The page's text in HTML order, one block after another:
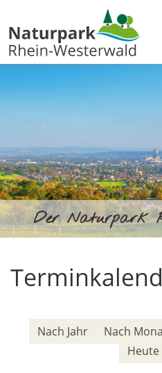
Der Naturpark
Nach Jahr Nach
Heute